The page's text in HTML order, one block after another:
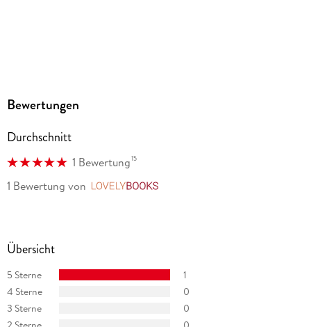
Bewertungen
Durchschnitt
1 Bewertung15
1 Bewertung von
Übersicht
5 Sterne
1
4 Sterne
0
3 Sterne
0